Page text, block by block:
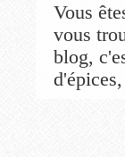
Vous
vous
blog,